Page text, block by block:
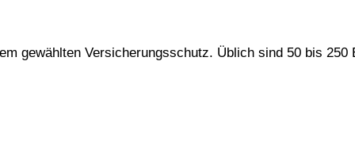
gewählten Versicherungsschutz. Üblich sind 50 bis 250